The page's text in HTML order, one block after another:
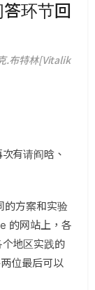
环节回
.布特林[Vitalik
有请阎晗、
的方案和实验
的网站上，各
地区实践的
位最后可以